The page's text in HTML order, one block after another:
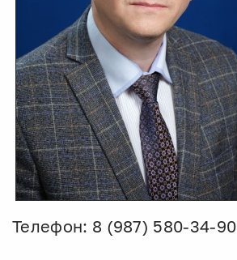
Телефон: 8 (987) 580-34-90